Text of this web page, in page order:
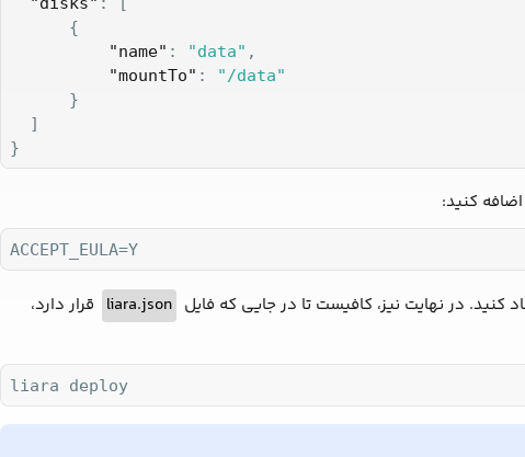
      {
"name" : "data" ,
"mountTo" :
"/data"
      }
  ]
}
کنید:
ACCEPT_EULA=Y
کنید. در نهایت نیز، کافیست تا در جایی که فایل liara.json قرار دارد،
liara deploy